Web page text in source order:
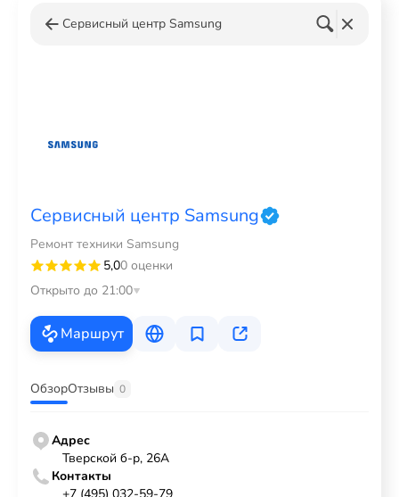
Сервисный центр Samsung
Сервисный центр Samsung
Ремонт техники Samsung
5,00 оценки
Открыто до 21:00
Маршрут
ОбзорОтзывы 0
Адрес
Тверской б-р, 26А
Контакты